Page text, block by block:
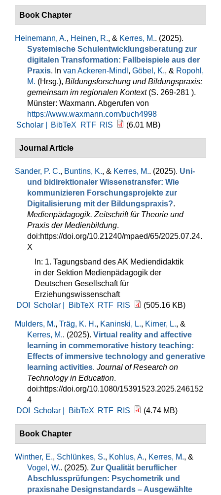
Book Chapter
Heinemann, A., Heinen, R., & Kerres, M.. (2025).
Systemische Schulentwicklungsberatung zur
digitalen Transformation: Fallbeispiele aus der
Praxis. In van Ackeren-Mindl , Göbel, K., & Ropohl,
M. (Hrsg.), Bildungsforschung und Bildungspraxis:
gemeinsam im regionalen Kontext(S. 269-281 ).
Münster: Waxmann. Abgerufen von
https://www.waxmann.com/buch4998
Scholar |
BibTeX RTF RIS (6.01 MB)
Journal Article
Sander, P. C., Buntins, K., & Kerres, M.. (2025). Uni-
und bidirektionaler Wissenstransfer: Wie
kommunizieren Forschungsprojekte zur
Digitalisierung mit der Bildungspraxis?.
Medienpädagogik. Zeitschrift für Theorie und
Praxis der Medienbildung.
doi:https://doi.org/10.21240/mpaed/65/2025.07.24.
X
In: 1. Tagungsband des AK Mediendidaktik
in der Sektion Medienpädagogik der
Deutschen Gesellschaft für
Erziehungswissenschaft
DOI
Scholar | BibTeX RTF RIS (505.16 KB)
Mulders, M., Träg, K. H., Kaninski, L., Kirner, L., &
Kerres, M.. (2025). Virtual reality and affective
learning in commemorative history teaching:
Effects of immersive technology and generative
learning activities. Journal of Research on
Technology in Education.
doi:https://doi.org/10.1080/15391523.2025.246152
4
DOI
Scholar | BibTeX RTF RIS (4.74 MB)
Book Chapter
Winther, E., Schlünkes, S., Kohlus, A., Kerres, M., &
Vogel, W.. (2025). Zur Qualität beruflicher
Abschlussprüfungen: Psychometrik und
praxisnahe Designstandards – Ausgewählte